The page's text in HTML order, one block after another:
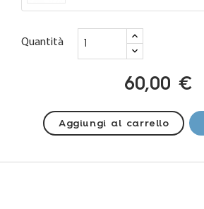
Quantità
60,00 €
Aggiungi al carrello